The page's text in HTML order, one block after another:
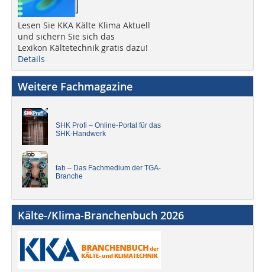
Lesen Sie KKA Kälte Klima Aktuell
und sichern Sie sich das
Lexikon Kältetechnik gratis dazu!
Details
Weitere Fachmagazine
SHK Profi – Online-Portal für das
SHK-Handwerk
tab – Das Fachmedium der TGA-
Branche
Kälte-/Klima-Branchenbuch 2026